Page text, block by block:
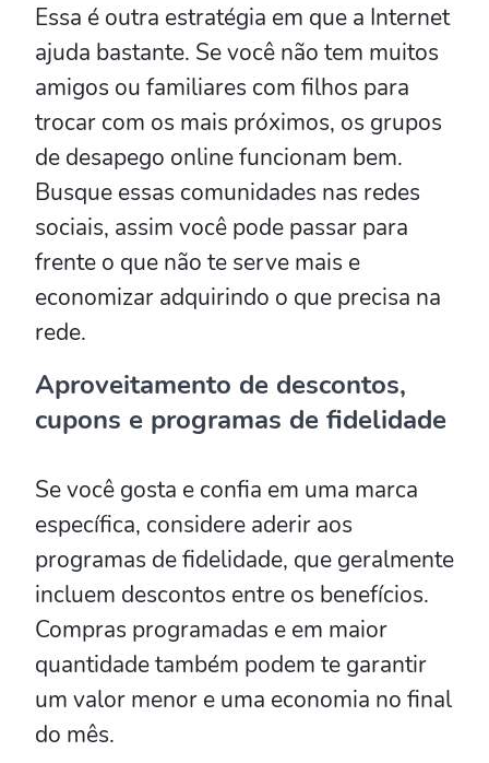
Essa é outra estratégia em que a Internet
ajuda bastante. Se você não tem muitos
amigos ou familiares com filhos para
trocar com os mais próximos, os grupos
de desapego online funcionam bem.
Busque essas comunidades nas redes
sociais, assim você pode passar para
frente o que não te serve mais e
economizar adquirindo o que precisa na
rede.
Aproveitamento de descontos,
cupons e programas de fidelidade
Se você gosta e confia em uma marca
específica, considere aderir aos
programas de fidelidade, que geralmente
incluem descontos entre os benefícios.
Compras programadas e em maior
quantidade também podem te garantir
um valor menor e uma economia no final
do mês.